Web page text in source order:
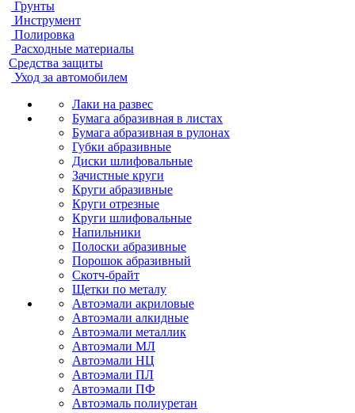
Грунты
Инструмент
Полировка
Расходные материалы
Средства защиты
Уход за автомобилем
Лаки на развес
Бумага абразивная в листах
Бумага абразивная в рулонах
Губки абразивные
Диски шлифовальные
Зачистные круги
Круги абразивные
Круги отрезные
Круги шлифовальные
Напильники
Полоски абразивные
Порошок абразивный
Скотч-брайт
Щетки по металу
Автоэмали акриловые
Автоэмали алкидные
Автоэмали металлик
Автоэмали МЛ
Автоэмали НЦ
Автоэмали ПЛ
Автоэмали ПФ
Автоэмаль полиуретан